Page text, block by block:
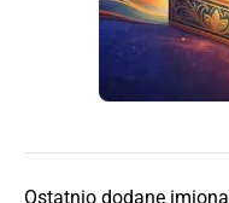
Ostatnio dodane imiona